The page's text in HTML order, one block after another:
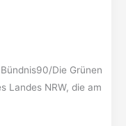
Die Grünen
Landes NRW, die am